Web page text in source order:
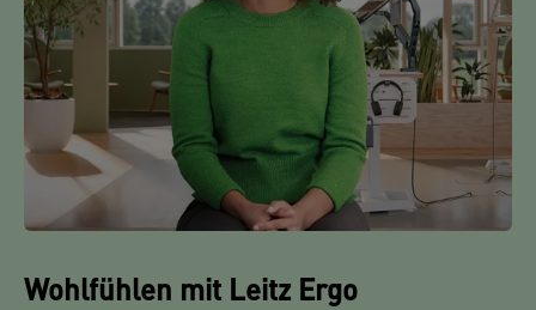
Wohlfühlen mit Leitz Ergo